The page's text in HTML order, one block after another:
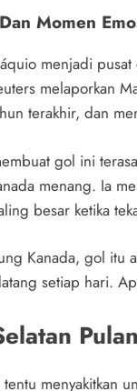
Momen
menjadi
melaporkan
terakhir, dan
gol ini
menang. Ia
besar ketika
Kanada, gol itu
setiap hari.
tentu menyakitkan